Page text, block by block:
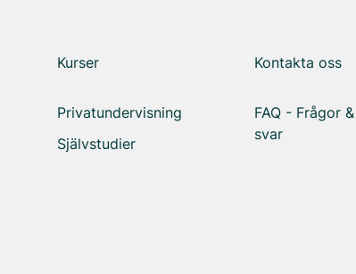
Kurser
Privatundervisning
Självstudier
Kontakta oss
FAQ - Frågor &
svar